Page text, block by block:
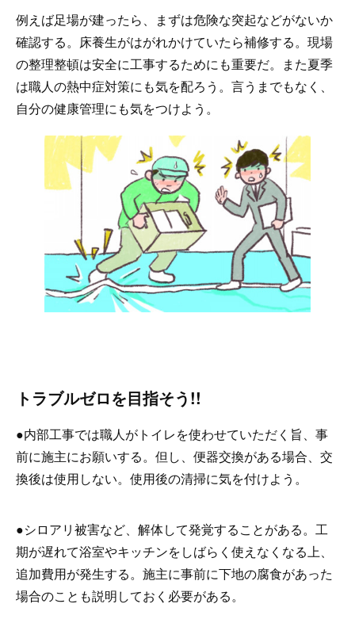
例えば足場が建ったら、まずは危険な突起などがないか
確認する。床養生がはがれかけていたら補修する。現場
の整理整頓は安全に工事するためにも重要だ。また夏季
は職人の熱中症対策にも気を配ろう。言うまでもなく、
自分の健康管理にも気をつけよう。
トラブルゼロを目指そう!!
●内部工事では職人がトイレを使わせていただく旨、事
前に施主にお願いする。但し、便器交換がある場合、交
換後は使用しない。使用後の清掃に気を付けよう。
●シロアリ被害など、解体して発覚することがある。工
期が遅れて浴室やキッチンをしばらく使えなくなる上、
追加費用が発生する。施主に事前に下地の腐食があった
場合のことも説明しておく必要がある。